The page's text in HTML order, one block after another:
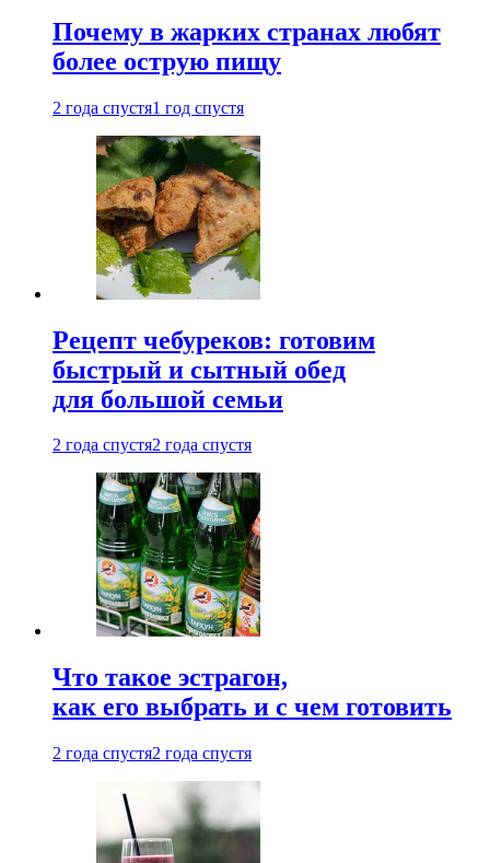
Почему в жарких странах любят
более острую пищу
2 года спустя1 год спустя
Рецепт чебуреков: готовим
быстрый и сытный обед
для большой семьи
2 года спустя2 года спустя
Что такое эстрагон,
как его выбрать и с чем готовить
2 года спустя2 года спустя